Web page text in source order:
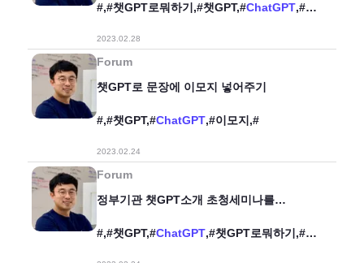
#,#챗GPT로뭐하기,#챗GPT,#ChatGPT,#
2023.02.28
Forum
챗GPT로 문장에 이모지 넣어주기
#,#챗GPT,#ChatGPT,#이모지,#
2023.02.24
Forum
정부기관 챗GPT소개 초청세미나를
#,#챗GPT,#ChatGPT,#챗GPT로뭐하기,#